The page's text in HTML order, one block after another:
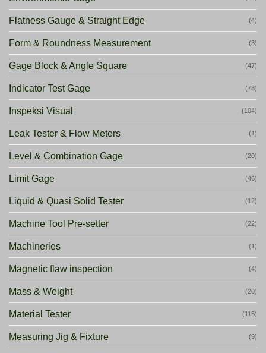
Flatness Gauge & Straight Edge (4)
Form & Roundness Measurement (3)
Gage Block & Angle Square (47)
Indicator Test Gage (78)
Inspeksi Visual (104)
Leak Tester & Flow Meters (1)
Level & Combination Gage (20)
Limit Gage (46)
Liquid & Quasi Solid Tester (12)
Machine Tool Pre-setter (22)
Machineries (1)
Magnetic flaw inspection (4)
Mass & Weight (20)
Material Tester (115)
Measuring Jig & Fixture (9)